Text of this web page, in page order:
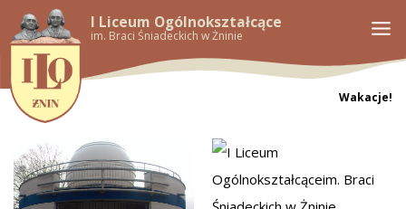
I Liceum Ogólnokształcące
im. Braci Śniadeckich w Żninie
Wakacje!